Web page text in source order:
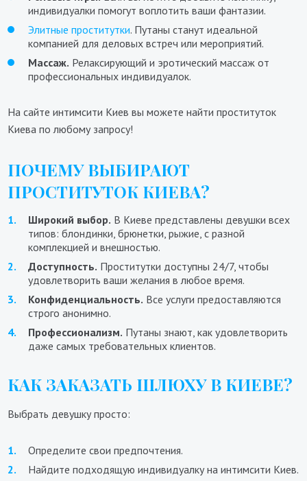
индивидуалки помогут воплотить ваши фантазии.
Элитные проститутки. Путаны станут идеальной
компанией для деловых встреч или мероприятий.
Массаж. Релаксирующий и эротический массаж от
профессиональных индивидуалок.
На сайте интимсити Киев вы можете найти проституток
Киева по любому запросу!
ПОЧЕМУ ВЫБИРАЮТ
ПРОСТИТУТОК КИЕВА?
Широкий выбор. В Киеве представлены девушки всех
типов: блондинки, брюнетки, рыжие, с разной
комплекцией и внешностью.
Доступность. Проститутки доступны 24/7, чтобы
удовлетворить ваши желания в любое время.
Конфиденциальность. Все услуги предоставляются
строго анонимно.
Профессионализм. Путаны знают, как удовлетворить
даже самых требовательных клиентов.
КАК ЗАКАЗАТЬ ШЛЮХУ В КИЕВЕ?
Выбрать девушку просто:
Определите свои предпочтения.
Найдите подходящую индивидуалку на интимсити Киев.